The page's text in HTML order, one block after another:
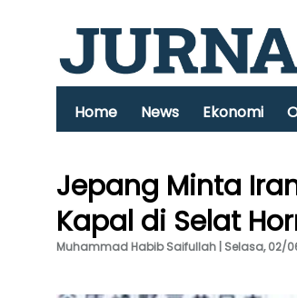
Home News Ekonomi
Jepang Minta
Kapal di Selat
Muhammad Habib Saifullah | Selasa, 02/